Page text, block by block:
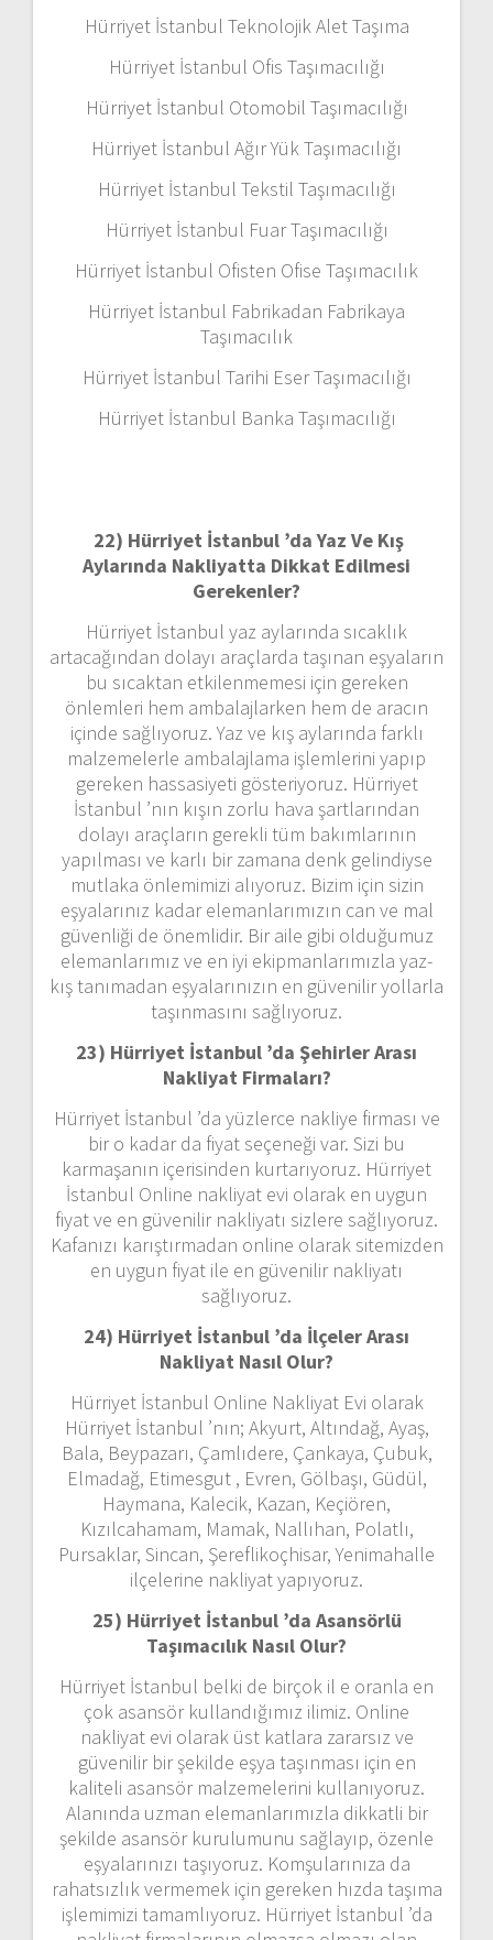
Hürriyet İstanbul Teknolojik Alet Taşıma
Hürriyet İstanbul Ofis Taşımacılığı
Hürriyet İstanbul Otomobil Taşımacılığı
Hürriyet İstanbul Ağır Yük Taşımacılığı
Hürriyet İstanbul Tekstil Taşımacılığı
Hürriyet İstanbul Fuar Taşımacılığı
Hürriyet İstanbul Ofisten Ofise Taşımacılık
Hürriyet İstanbul Fabrikadan Fabrikaya
Taşımacılık
Hürriyet İstanbul Tarihi Eser Taşımacılığı
Hürriyet İstanbul Banka Taşımacılığı
22) Hürriyet İstanbul ’da Yaz Ve Kış
Aylarında Nakliyatta Dikkat Edilmesi
Gerekenler?
Hürriyet İstanbul yaz aylarında sıcaklık
artacağından dolayı araçlarda taşınan eşyaların
bu sıcaktan etkilenmemesi için gereken
önlemleri hem ambalajlarken hem de aracın
içinde sağlıyoruz. Yaz ve kış aylarında farklı
malzemelerle ambalajlama işlemlerini yapıp
gereken hassasiyeti gösteriyoruz. Hürriyet
İstanbul ’nın kışın zorlu hava şartlarından
dolayı araçların gerekli tüm bakımlarının
yapılması ve karlı bir zamana denk gelindiyse
mutlaka önlemimizi alıyoruz. Bizim için sizin
eşyalarınız kadar elemanlarımızın can ve mal
güvenliği de önemlidir. Bir aile gibi olduğumuz
elemanlarımız ve en iyi ekipmanlarımızla yaz-
kış tanımadan eşyalarınızın en güvenilir yollarla
taşınmasını sağlıyoruz.
23) Hürriyet İstanbul ’da Şehirler Arası
Nakliyat Firmaları?
Hürriyet İstanbul ’da yüzlerce nakliye firması ve
bir o kadar da fiyat seçeneği var. Sizi bu
karmaşanın içerisinden kurtarıyoruz. Hürriyet
İstanbul Online nakliyat evi olarak en uygun
fiyat ve en güvenilir nakliyatı sizlere sağlıyoruz.
Kafanızı karıştırmadan online olarak sitemizden
en uygun fiyat ile en güvenilir nakliyatı
sağlıyoruz.
24) Hürriyet İstanbul ’da İlçeler Arası
Nakliyat Nasıl Olur?
Hürriyet İstanbul Online Nakliyat Evi olarak
Hürriyet İstanbul ’nın; Akyurt, Altındağ, Ayaş,
Bala, Beypazarı, Çamlıdere, Çankaya, Çubuk,
Elmadağ, Etimesgut , Evren, Gölbaşı, Güdül,
Haymana, Kalecik, Kazan, Keçiören,
Kızılcahamam, Mamak, Nallıhan, Polatlı,
Pursaklar, Sincan, Şereflikoçhisar, Yenimahalle
ilçelerine nakliyat yapıyoruz.
25) Hürriyet İstanbul ’da Asansörlü
Taşımacılık Nasıl Olur?
Hürriyet İstanbul belki de birçok il e oranla en
çok asansör kullandığımız ilimiz. Online
nakliyat evi olarak üst katlara zararsız ve
güvenilir bir şekilde eşya taşınması için en
kaliteli asansör malzemelerini kullanıyoruz.
Alanında uzman elemanlarımızla dikkatli bir
şekilde asansör kurulumunu sağlayıp, özenle
eşyalarınızı taşıyoruz. Komşularınıza da
rahatsızlık vermemek için gereken hızda taşıma
işlemimizi tamamlıyoruz. Hürriyet İstanbul ’da